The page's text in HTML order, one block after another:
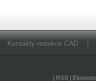
Kontakty redakce CAD
RSS|